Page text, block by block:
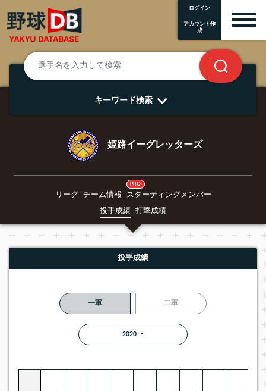
ログイン
アカウント作
成
キーワード検索
姫路イーグレッターズ
リーグ チーム情報
PRO
スターティングメンバー
投手成績 打撃成績
投手成績
一軍 二軍
2020